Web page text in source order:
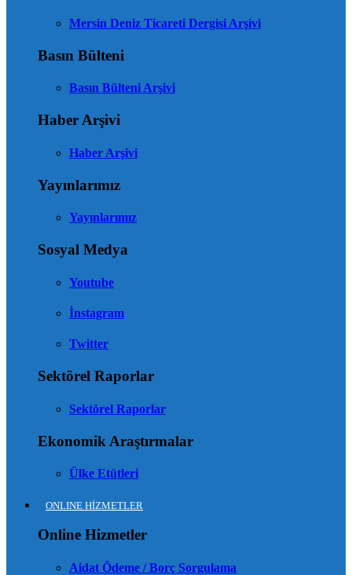
Mersin Deniz Ticareti Dergisi Arşivi
Basın Bülteni
Basın Bülteni Arşivi
Haber Arşivi
Haber Arşivi
Yayınlarımız
Yayınlarımız
Sosyal Medya
Youtube
İnstagram
Twitter
Sektörel Raporlar
Sektörel Raporlar
Ekonomik Araştırmalar
Ülke Etütleri
ONLINE HİZMETLER
Online Hizmetler
Aidat Ödeme / Borç Sorgulama